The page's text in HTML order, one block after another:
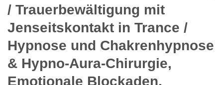
/ Trauerbewältigung mit
Jenseitskontakt in Trance /
Hypnose und Chakrenhypnose
& Hypno-Aura-Chirurgie,
Emotionale Blockaden,